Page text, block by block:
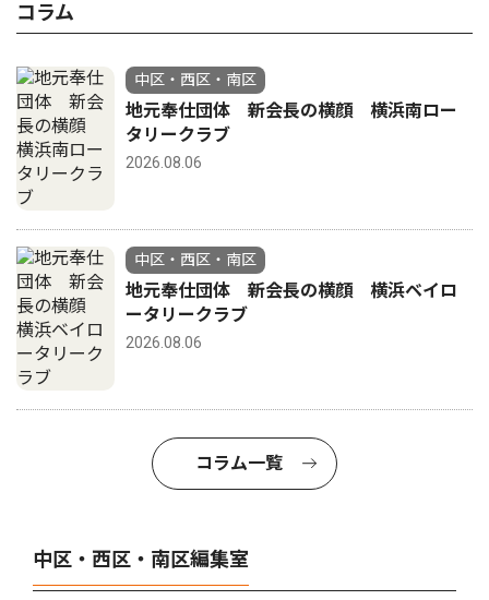
コラム
中区・西区・南区
地元奉仕団体 新会長の横顔 横浜南ロー
タリークラブ
2026.08.06
中区・西区・南区
地元奉仕団体 新会長の横顔 横浜ベイロ
ータリークラブ
2026.08.06
コラム一覧
中区・西区・南区編集室